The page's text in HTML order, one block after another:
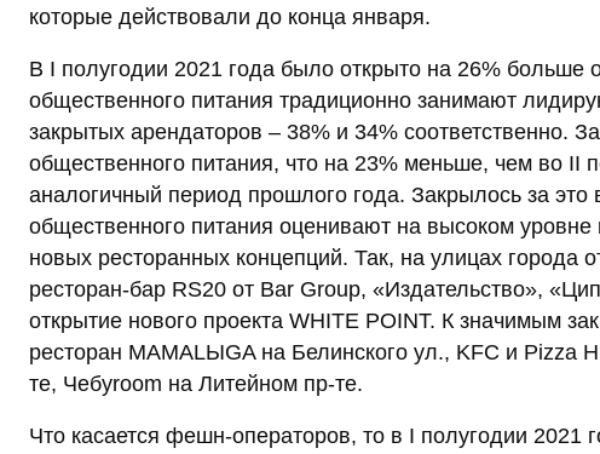
которые действовали до конца января.
В I полугодии 2021 года было открыто на 26% больше
общественного питания традиционно занимают
закрытых арендаторов – 38% и 34% соответственно.
общественного питания, что на 23% меньше, чем во II
аналогичный период прошлого года. Закрылось за
общественного питания оценивают на высоком
новых ресторанных концепций. Так, на улицах города
ресторан-бар RS20 от Bar Group, «Издательство»,
открытие нового проекта WHITE POINT. К значимым
ресторан МАМАLЫGA на Белинского ул., KFC и Pizza
те, Чебуroom на Литейном пр-те.
Что касается фешн-операторов, то в I полугодии